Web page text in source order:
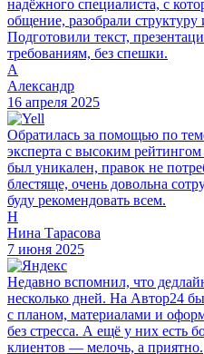
надёжного специалиста, с
общение, разобрали
Подготовили текст,
требованиям, без спешки.
А
Александр
16 апреля 2025
Обратилась за помощью по
эксперта с высоким
был уникален, правок не
блестяще, очень довольна
буду рекомендовать всем.
Н
Нина Тарасова
7 июня 2025
Недавно вспомнил, что
несколько дней. На Автор24
с планом, материалами и
без стресса. А ещё у них есть
клиентов — мелочь, а приятно.